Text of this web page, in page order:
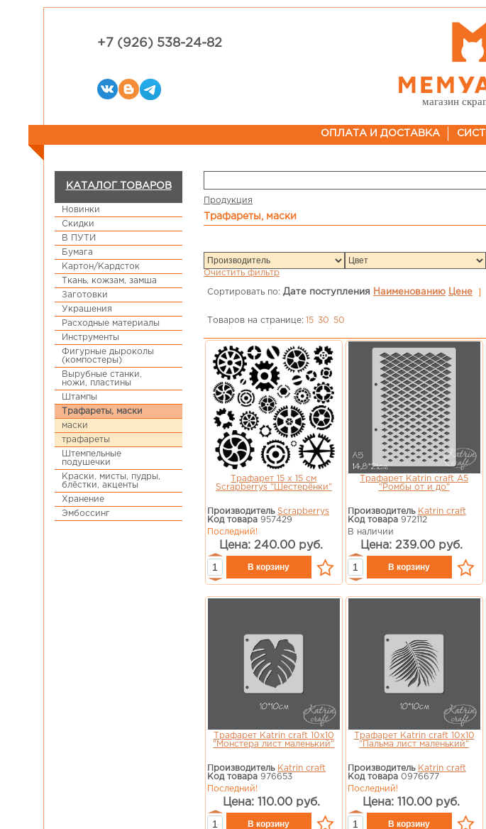
+7 (926) 538-24-82
магазин
ОПЛАТА И ДОСТАВКА
КАТАЛОГ ТОВАРОВ
Новинки
Скидки
В ПУТИ
Бумага
Картон/Кардсток
Ткань, кожзам, замша
Заготовки
Украшения
Расходные материалы
Инструменты
Фигурные дыроколы
(компостеры)
Вырубные станки,
ножи, пластины
Штампы
Трафареты, маски
маски
трафареты
Штемпельные
подушечки
Краски, мисты, пудры,
блёстки, акценты
Хранение
Эмбоссинг
Продукция
Трафареты, маски
Очистить фильтр
Сортировать по: Дате поступления Наименованию Цене
Товаров на странице: 15 30 50
Трафарет 15 х 15 см
Scrapberrys "Шестерёнки"
Производитель Scrapberrys
Код товара 957429
Последний!
Цена: 240.00 руб.
Трафарет Katrin craft А5
"Ромбы от и до"
Производитель Katrin craft
Код товара972112
В наличии
Цена: 239.00 руб.
Трафарет Katrin craft 10х10
"Монстера лист маленький"
Производитель Katrin craft
Код товара 976653
Последний!
Цена: 110.00 руб.
Трафарет Katrin craft 10х10
"Пальма лист маленький"
Производитель Katrin craft
Код товара0976677
Последний!
Цена: 110.00 руб.